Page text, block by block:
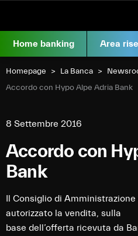
Home banking Area
Homepage La Banca
Current:
Accordo con Hypo Alpe Adria Bank
8 Settembre 2016
Accordo con
Bank
Il Consiglio di
autorizzato la vendita, sulla
base dell’offerta ricevuta da